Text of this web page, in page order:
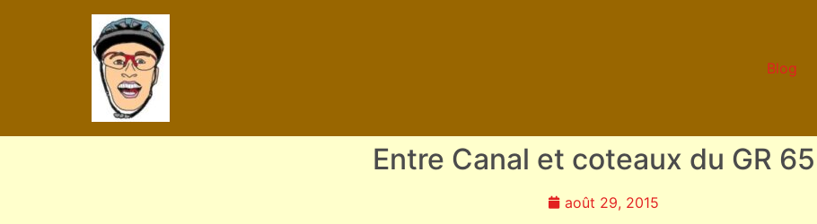
Blog
Entre Canal et coteaux du GR
août 29, 2015